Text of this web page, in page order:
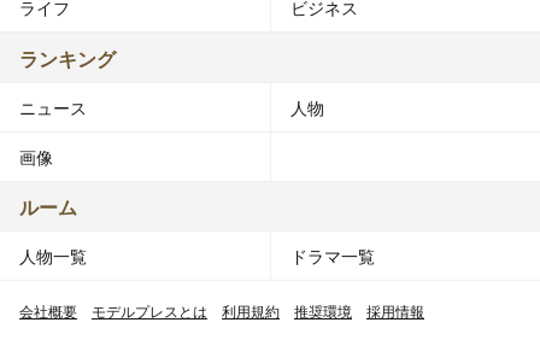
ライフ ビジネス
ランキング
ニュース 人物
画像
ルーム
人物一覧 ドラマ一覧
会社概要 モデルプレスとは 利用規約 推奨環境 採用情報